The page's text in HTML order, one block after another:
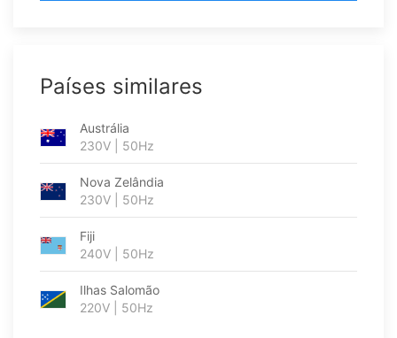
Países similares
Austrália
230V | 50Hz
Nova Zelândia
230V | 50Hz
Fiji
240V | 50Hz
Ilhas Salomão
220V | 50Hz